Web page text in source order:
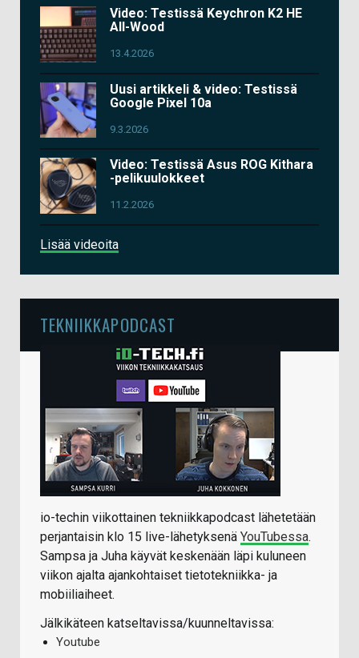
Video: Testissä Keychron K2 HE
All-Wood
13.4.2026
Uusi artikkeli & video: Testissä
Google Pixel 10a
9.3.2026
Video: Testissä Asus ROG Kithara
-pelikuulokkeet
11.2.2026
Lisää videoita
TEKNIIKKAPODCAST
io-techin viikottainen tekniikkapodcast lähetetään
perjantaisin klo 15 live-lähetyksenä YouTubessa.
Sampsa ja Juha käyvät keskenään läpi kuluneen
viikon ajalta ajankohtaiset tietotekniikka- ja
mobiiliaiheet.
Jälkikäteen katseltavissa/kuunneltavissa:
Youtube